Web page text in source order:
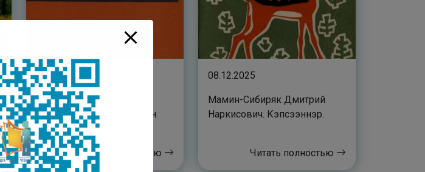
21.01.2026
Короленко Владимир
Галактионович. Сир аннын
оҕолоро: (аудиосэһэн)
Читать полностью
08.12.2025
Мамин-Сибиряк Дмитрий
Наркисович. Кэпсээннэр.
Читать полностью